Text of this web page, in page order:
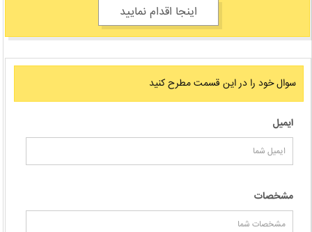
اینجا اقدام نمایید
سوال خود را در اين قسمت مطرح كنيد
ایمیل
مشخصات